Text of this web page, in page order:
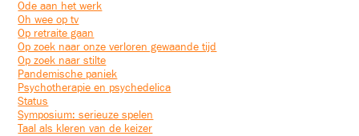
Ode aan het werk
Oh wee op tv
Op retraite gaan
Op zoek naar onze verloren gewaande tijd
Op zoek naar stilte
Pandemische paniek
Psychotherapie en psychedelica
Status
Symposium: serieuze spelen
Taal als kleren van de keizer